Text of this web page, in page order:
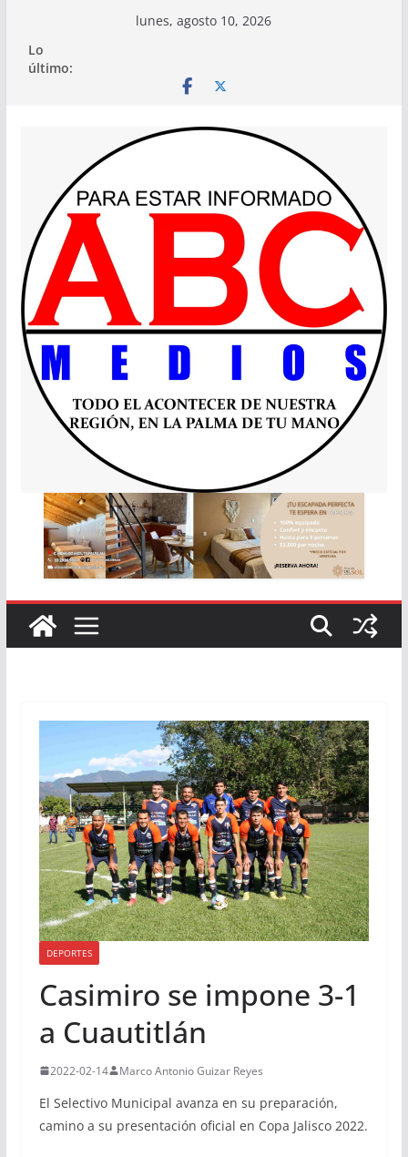
contenido
lunes, agosto 10, 2026
Lo
último:
DEPORTES
Casimiro se impone 3-1
a Cuautitlán
2022-02-14 Marco Antonio Guizar Reyes
El Selectivo Municipal avanza en su preparación,
camino a su presentación oficial en Copa Jalisco 2022.